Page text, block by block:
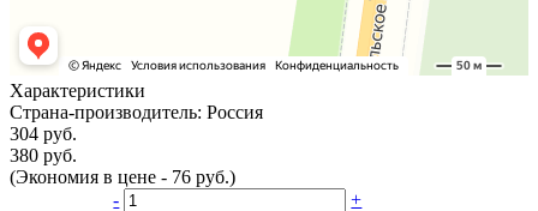
Характеристики
Страна-производитель: Россия
304 руб.
380 руб.
(Экономия в цене - 76 руб.)
-
+